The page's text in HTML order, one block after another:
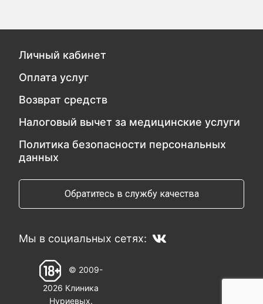
Личный кабинет
Оплата услуг
Возврат средств
Налоговый вычет за медицинские услуги
Политика безопасности персональных
данных
Обратитесь в службу качества
Мы в социальных сетях:
© 2009-
2026 Клиника
Нуриевых.